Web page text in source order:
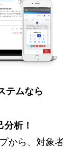
テムなら
析！
から、対象者